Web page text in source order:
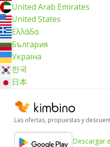
United Arab Emirates
United States
Ελλάδα
България
Україна
한국
日本
Las ofertas, propuestas y
Descargar